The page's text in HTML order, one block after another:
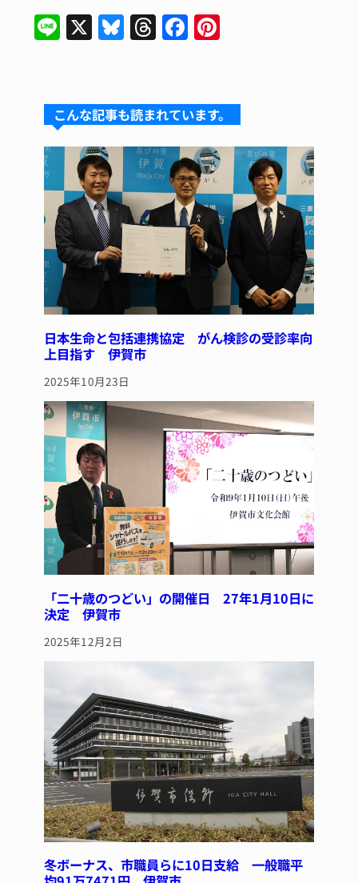
Li
n
X Bl
u
s
k
y
T
hr
a
d
s
F
a
e
b
o
o
k
re
st
こんな記事も読まれています。
日本生命と包括連携協定 がん検診の受診率向
上目指す 伊賀市
2025年10月23日
「二十歳のつどい」の開催日 27年1月10日に
決定 伊賀市
2025年12月2日
冬ボーナス、市職員らに10日支給 一般職平